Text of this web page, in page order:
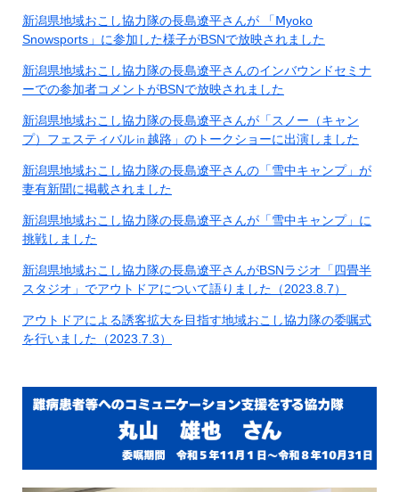
新潟県地域おこし協力隊の長島遼平さんが 「Ⅿyoko
Snowsports」に参加した様子がBSNで放映されました
新潟県地域おこし協力隊の長島遼平さんのインバウンドセミナ
ーでの参加者コメントがBSNで放映されました
新潟県地域おこし協力隊の長島遼平さんが「スノー（キャン
プ）フェスティバル㏌越路」のトークショーに出演しました
新潟県地域おこし協力隊の長島遼平さんの「雪中キャンプ」が
妻有新聞に掲載されました
新潟県地域おこし協力隊の長島遼平さんが「雪中キャンプ」に
挑戦しました
新潟県地域おこし協力隊の長島遼平さんがBSNラジオ「四畳半
スタジオ」でアウトドアについて語りました（2023.8.7）
アウトドアによる誘客拡大を目指す地域おこし協力隊の委嘱式
を行いました（2023.7.3）